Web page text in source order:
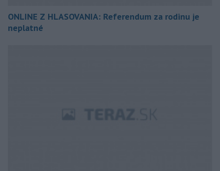
ONLINE Z HLASOVANIA: Referendum za rodinu je
neplatné